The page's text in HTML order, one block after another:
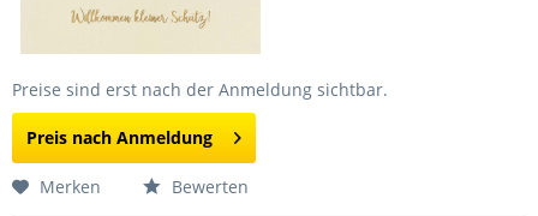
Preise sind erst nach der Anmeldung sichtbar.
Preis nach Anmeldung
Merken Bewerten